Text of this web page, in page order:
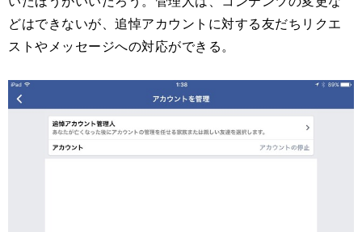
どはできないが、追悼アカウントに対する友だちリクエ
ストやメッセージへの対応ができる。